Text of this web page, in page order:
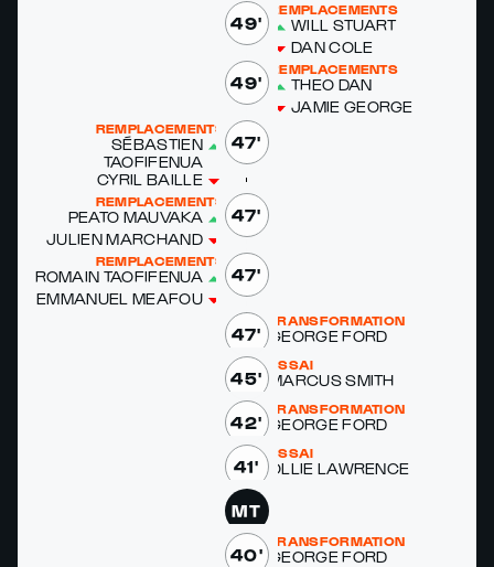
49'
REMPLACEMENTS
WILL STU­ART
DAN COLE
49'
REMPLACEMENTS
THEO DAN
JAMIE GEORGE
47'
REMPLACEMENTS
SÉBASTIEN
TAOFIFEN­UA
CYRIL BAILLE
47'
REMPLACEMENTS
PEATO MAU­VA­KA
JULIEN MARC­HAND
47'
REMPLACEMENTS
RO­MAIN TAOFIFEN­UA
EM­MANUEL MEAFOU
47'
TRANSFORMATION
GEORGE FORD
45'
ESSAI
MAR­CUS SMITH
42'
TRANSFORMATION
GEORGE FORD
41'
ESSAI
OL­LIE LAWRENCE
MT
40'
TRANSFORMATION
GEORGE FORD